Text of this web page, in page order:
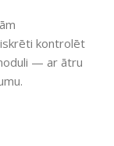
kontrolēt
— ar ātru